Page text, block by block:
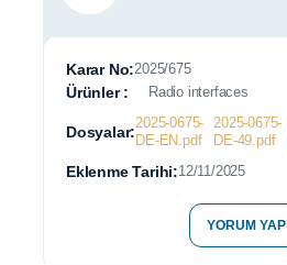
Karar No:2025/675
Ürünler : Radio interfaces
Dosyalar:
2025-0675-
DE-EN.pdf
2025-0675-
DE-49.pdf
Eklenme Tarihi:12/11/2025
YORUM YAP